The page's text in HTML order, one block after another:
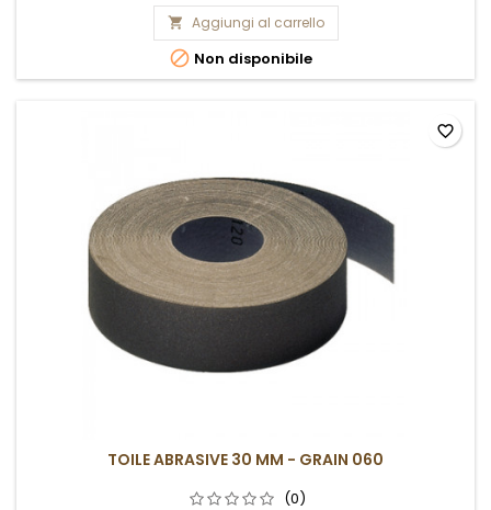
 Aggiungi al carrello
 Non disponibile
TOILE ABRASIVE 30 MM - GRAIN 060
(0)
favorite_border